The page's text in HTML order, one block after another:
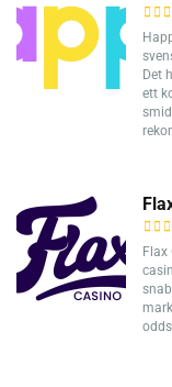
Det
ett
Flax